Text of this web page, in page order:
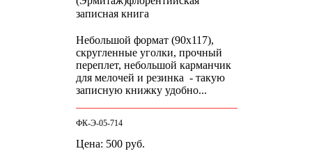
записная книга
Небольшой формат (90х117),
скругленные уголки, прочный
переплет, небольшой карманчик
для мелочей и резинка - такую
записную книжку удобно...
ФК-Э-05-714
Цена: 500 руб.